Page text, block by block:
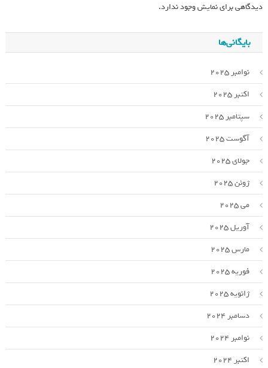
دیدگاهی برای نمایش وجود ندارد.
بایگانی‌ها
نوامبر 2025
اکتبر 2025
سپتامبر 2025
آگوست 2025
جولای 2025
ژوئن 2025
می 2025
آوریل 2025
مارس 2025
فوریه 2025
ژانویه 2025
دسامبر 2024
نوامبر 2024
اکتبر 2024